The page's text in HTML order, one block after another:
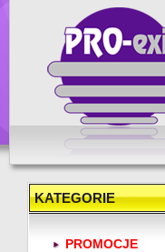
Hurtownia zabawek
KATEGORIE
PROMOCJE